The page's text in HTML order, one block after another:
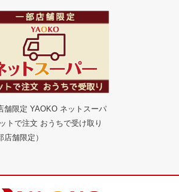
舗限定 YAOKO ネットスーパ
トで注文 おうちで受け取り
店舗限定）